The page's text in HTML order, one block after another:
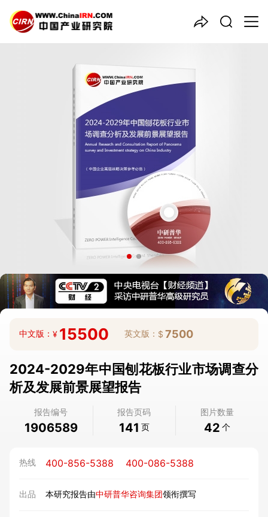
中文版： ¥ 15500 英文版： $ 7500
2024-2029年中国刨花板行业市场调查分
析及发展前景展望报告
报告编号
1906589
报告页码
141 页
图片数量
42 个
热线 400-856-5388 400-086-5388
出品 本研究报告由中研普华咨询集团领衔撰写
中国产业咨询领导者
业市场调查分析及发展前景展
望报告
品质保障，一年免费更新维护
报告编号：1906589
出版日期：2024年5月
《2024-2029年中国刨花板行业市场调查分析及发展前景展望报
告》由中研普华刨花板行业分析专家领衔撰写，主要分析了刨花板
行业的市场规模、发展现状与投资前景，同时对刨花板行业的未来
发展做出科学的趋势预测和专业的刨花板行业数据分析，帮助客户
评估刨花板行业投资价值。
26年研究经验，深度洞察行业驱动力
多元化、高学历的实战型精英团队